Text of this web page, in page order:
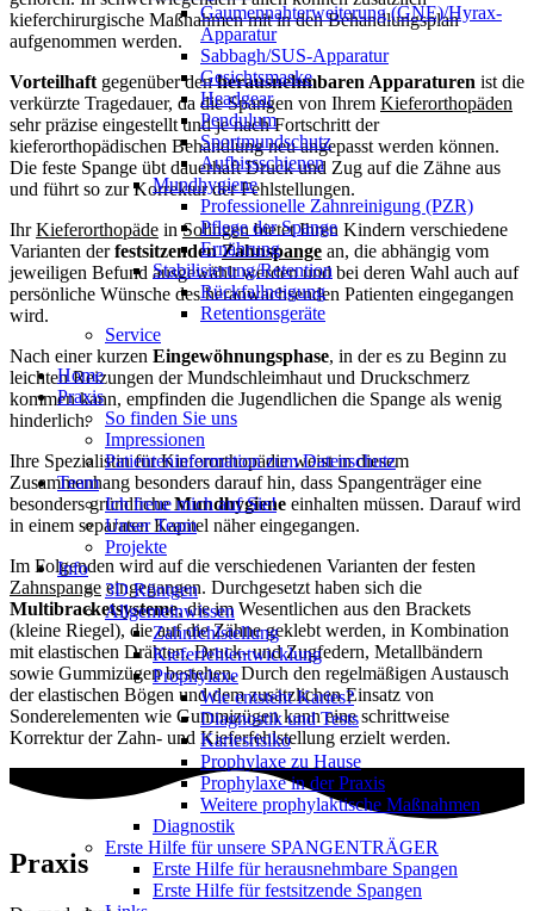
Gaumennahterweiterung (GNE)/Hyrax-
Apparatur
Sabbagh/SUS-Apparatur
Gesichtsmaske
Headgear
Pendulum
Sportmundschutz
Aufbissschienen
Mundhygiene
Professionelle Zahnreinigung (PZR)
Pflege der Spange
Ernährung
Stabilisierung/Retention
Rückfallneigung
Retentionsgeräte
Service
Home
Praxis
So finden Sie uns
Impressionen
Patienteninformation zum Datenschutz
Team
Ich freue mich auf Sie!
Unser Team
Projekte
Info
3D Röntgen
Allgemeinwissen
Zahnfehlstellung
Kieferfehlentwicklung
Prophylaxe
Wie entsteht Karies?
Diagnostik und Tests
Kariesrisiko
Prophylaxe zu Hause
Prophylaxe in der Praxis
Weitere prophylaktische Maßnahmen
Diagnostik
Erste Hilfe für unsere SPANGENTRÄGER
Erste Hilfe für herausnehmbare Spangen
Erste Hilfe für festsitzende Spangen
kieferchirurgische Maßnahmen mit in den Behandlungsplan
aufgenommen werden.
Vorteilhaft gegenüber denherausnehmbaren Apparaturen ist die
verkürzte Tragedauer, da die Spangen von Ihrem Kieferorthopäden
sehr präzise eingestellt und je nach Fortschritt der
kieferorthopädischen Behandlung neu angepasst werden können.
Die feste Spange übt dauerhaft Druck und Zug auf die Zähne aus
und führt so zur Korrektur der Fehlstellungen.
IhrKieferorthopäde inSolingen bietet Ihren Kindern verschiedene
Varianten derfestsitzendenZahnspange an, die abhängig vom
jeweiligen Befund ausgewählt werden und bei deren Wahl auch auf
persönliche Wünsche des heranwachsenden Patienten eingegangen
wird.
Nach einer kurzen Eingewöhnungsphase, in der es zu Beginn zu
leichten Reizungen der Mundschleimhaut und Druckschmerz
kommen kann, empfinden die Jugendlichen die Spange als wenig
hinderlich.
Ihre Spezialistin für Kieferorthopädie weist in diesem
Zusammenhang besonders darauf hin, dass Spangenträger eine
besonders gründlicheMundhygiene einhalten müssen. Darauf wird
in einem separaten Kapitel näher eingegangen.
Im Folgenden wird auf die verschiedenen Varianten der festen
Zahnspange eingegangen. Durchgesetzt haben sich die
Multibracketsysteme, die im Wesentlichen aus den Brackets
(kleine Riegel), die auf die Zähne geklebt werden, in Kombination
mit elastischen Drähten, Druck- und Zugfedern, Metallbändern
sowie Gummizügen bestehen. Durch den regelmäßigen Austausch
der elastischen Bögen und dem zusätzlichen Einsatz von
Sonderelementen wie Gummizügen kann eine schrittweise
Korrektur der Zahn- und Kieferfehlstellung erzielt werden.
Praxis